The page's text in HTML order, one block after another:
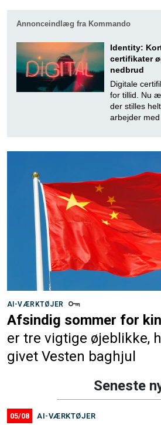
Annonceindlæg fra Kommando
Identity:
certifikater
nedbrud
Digitale
for tillid. Nu
der stilles
arbejder med
AI-VÆRKTØJER
Afsindig sommer for
er tre vigtige øjeblikke,
givet Vesten baghjul
Seneste
05/08 AI-VÆRKTØJER